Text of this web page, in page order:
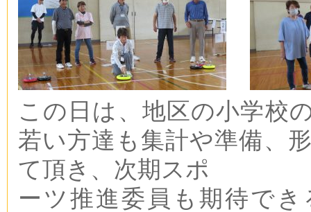
この日は、地区の小学校
若い方達も集計や準備、
て頂き、次期スポ
ーツ推進委員も期待で